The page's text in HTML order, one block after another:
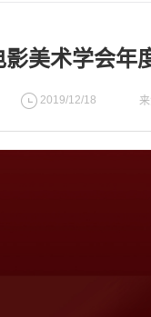
影美术学会年
2019/12/18 来